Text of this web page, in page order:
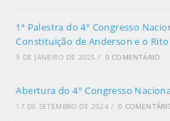
1ª Palestra do 4º Congresso
Constituição de Anderson e o
9 DE JANEIRO DE 2025 / 0 COMENTÁRIO
Abertura do 4° Congresso
17 DE SETEMBRO DE 2024 / 0